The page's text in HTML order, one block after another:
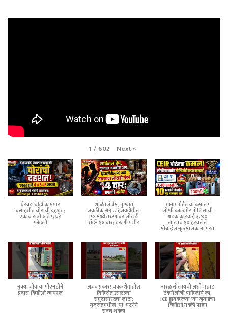
1 / 602 Next»
येरवडा बीडी कामगार
वसाहतीत चोरांची दहशत;
एकाच रात्री ४ ते ५ घरे
फोडली
शाळेतलं प्रेम, पुण्यात
जवळीक अन्...हिंजवडीतील
PG मध्ये तरुणावर लोखंडी
रॉडने १४ वार; तरुणी गंभीर
CEIR पोर्टलचा कमाल!
लोणी काळभोर पोलिसांची
धडक कारवाई ३.४०
लाखांचे १० हरवलेले
मोबाईल मूळ मालकांना परत
मुक्या जीवाचा पीएमटीने
प्रवास,व्हिडीओ व्हायरल
अजब प्रकार! चक्क शेतातील
विहिरीत उसळल्या
समुद्रासारख्या लाटा;
गुजरातमधील 'या' घटनेने
सर्वच थक्क!
नारळ सोलायची अशी भन्नाट
टेक्नॉलॉजी पाहिलीये का,
JCB ड्रायव्हरच्या 'या' जुगाडचा
व्हिडिओ नक्की पाहा!